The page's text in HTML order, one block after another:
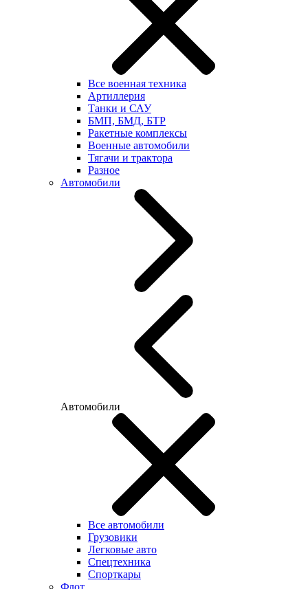
Все военная техника
Артиллерия
Танки и САУ
БМП, БМД, БТР
Ракетные комплексы
Военные автомобили
Тягачи и трактора
Разное
Автомобили
Автомобили
Все автомобили
Грузовики
Легковые авто
Спецтехника
Спорткары
Флот